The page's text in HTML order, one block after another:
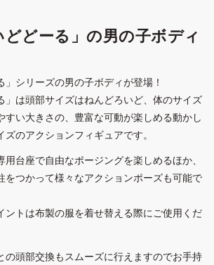
どどーる」の男の子ボディ
」シリーズの男の子ボディが登場！
」は頭部サイズはねんどろいど、体のサイズ
すい大きさの、豊富な可動が楽しめる動かし
のアクションフィギュアです。
台座で自由なポージングを楽しめるほか、
をつかって様々なアクションポーズも可能で
ントは布製の服を着せ替える際にご使用くだ
の頭部交換もスムーズに行えますのでお手持